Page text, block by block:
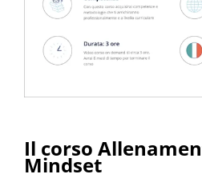
Il corso
Mindset